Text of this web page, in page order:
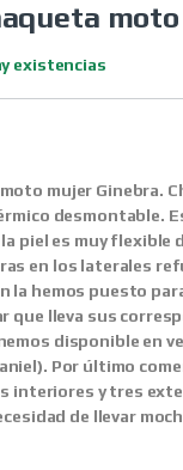
existencias
mujer Ginebra.
desmontable.
piel es muy flexible
en los laterales
la hemos puesto
que lleva sus
disponible en
Por último
interiores y tres
de llevar